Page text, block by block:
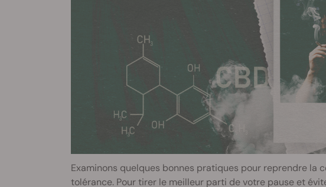
Examinons quelques bonnes pratiques pour reprendre la
tolérance. Pour tirer le meilleur parti de votre pause et